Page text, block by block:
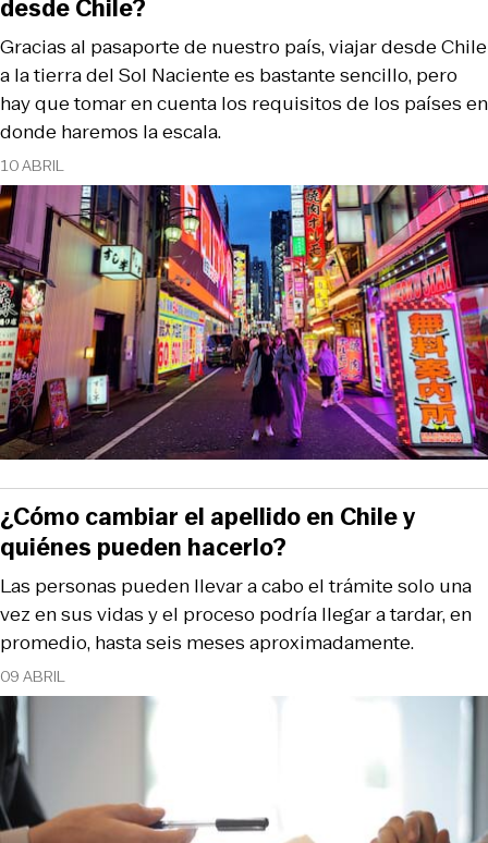
10 ABRIL
Gracias al pasaporte de nuestro país, viajar desde Chile
a la tierra del Sol Naciente es bastante sencillo, pero
hay que tomar en cuenta los requisitos de los países en
donde haremos la escala.
desde Chile?
09 ABRIL
Las personas pueden llevar a cabo el trámite solo una
vez en sus vidas y el proceso podría llegar a tardar, en
promedio, hasta seis meses aproximadamente.
¿Cómo cambiar el apellido en Chile y
quiénes pueden hacerlo?